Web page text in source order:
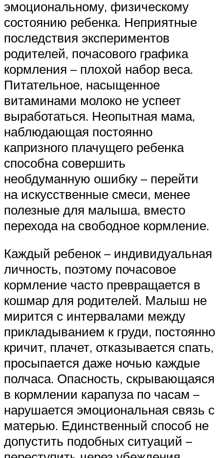
эмоциональному, физическому
состоянию ребенка. Неприятные
последствия экспериментов
родителей, почасового графика
кормления – плохой набор веса.
Питательное, насыщенное
витаминами молоко не успеет
выработаться. Неопытная мама,
наблюдающая постоянно
капризного плачущего ребенка
способна совершить
необдуманную ошибку – перейти
на искусственные смеси, менее
полезные для малыша, вместо
перехода на свободное кормление.
Каждый ребенок – индивидуальная
личность, поэтому почасовое
кормление часто превращается в
кошмар для родителей. Малыш не
мирится с интервалами между
прикладыванием к груди, постоянно
кричит, плачет, отказывается спать,
просыпается даже ночью каждые
полчаса. Опасность, скрывающаяся
в кормлении карапуза по часам –
нарушается эмоциональная связь с
матерью. Единственный способ не
допустить подобных ситуаций –